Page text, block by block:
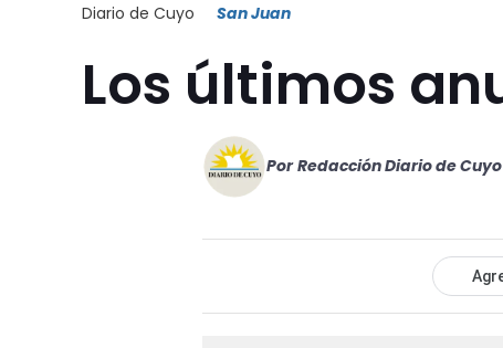
Diario de Cuyo San Juan
Los últimos
Por Redacción Diario de Cuyo